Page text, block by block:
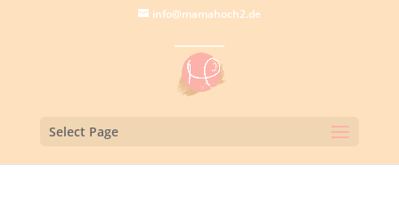
info@mamahoch2.de
Select Page